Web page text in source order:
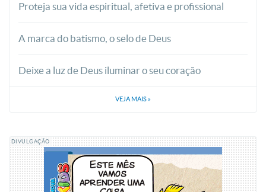
Proteja sua vida espiritual, afetiva e profissional
A marca do batismo, o selo de Deus
Deixe a luz de Deus iluminar o seu coração
VEJA MAIS »
DIVULGAÇÃO